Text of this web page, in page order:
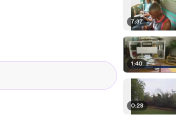
7:37
1:40
0:28